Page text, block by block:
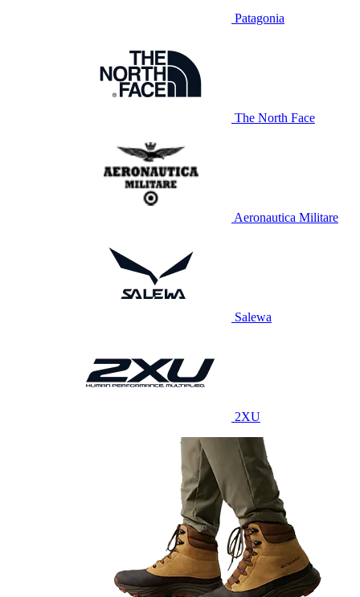
Patagonia
The North Face
Aeronautica Militare
Salewa
2XU